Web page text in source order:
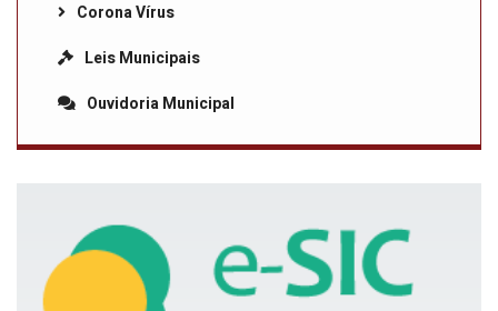
Corona Vírus
Leis Municipais
Ouvidoria Municipal